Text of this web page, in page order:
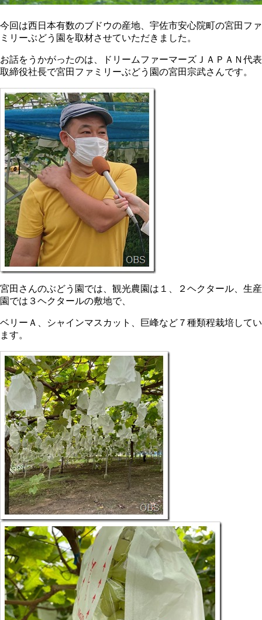
今回は西日本有数のブドウの産地、宇佐市安心院町の宮田ファ
ミリーぶどう園を取材させていただきました。
お話をうかがったのは、ドリームファーマーズＪＡＰＡＮ代表
取締役社長で宮田ファミリーぶどう園の宮田宗武さんです。
宮田さんのぶどう園では、観光農園は１、２ヘクタール、生産
園では３ヘクタールの敷地で、
ベリーＡ、シャインマスカット、巨峰など７種類程栽培してい
ます。